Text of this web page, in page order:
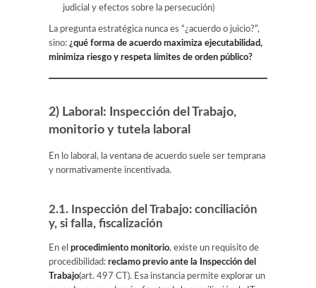
judicial y efectos sobre la persecución)
La pregunta estratégica nunca es “¿acuerdo o juicio?”,
sino: ¿qué forma de acuerdo maximiza ejecutabilidad,
minimiza riesgo y respeta límites de orden público?
2) Laboral: Inspección del Trabajo,
monitorio y tutela laboral
En lo laboral, la ventana de acuerdo suele ser temprana
y normativamente incentivada.
2.1. Inspección del Trabajo: conciliación
y, si falla, fiscalización
En el procedimiento monitorio, existe un requisito de
procedibilidad: reclamo previo ante la Inspección del
Trabajo(art. 497 CT). Esa instancia permite explorar un